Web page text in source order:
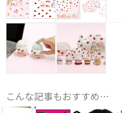
こんな記事もおすすめ…